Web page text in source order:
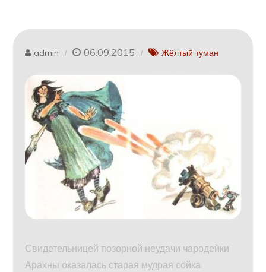
admin 06.09.2015 Жёлтый туман
Свидетельницей позорной неудачи чародейки
Арахны оказалась старая мудрая сойка.